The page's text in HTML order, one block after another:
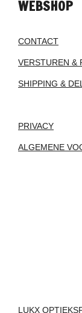
WEBSHOP
CONTACT
VERSTUREN &
SHIPPING &
PRIVACY
ALGEMENE
LUKX